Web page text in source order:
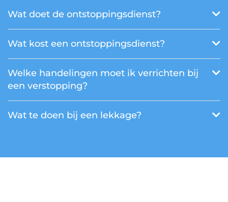
Wat doet de ontstoppingsdienst?
Wat kost een ontstoppingsdienst?
Welke handelingen moet ik verrichten bij
een verstopping?
Wat te doen bij een lekkage?